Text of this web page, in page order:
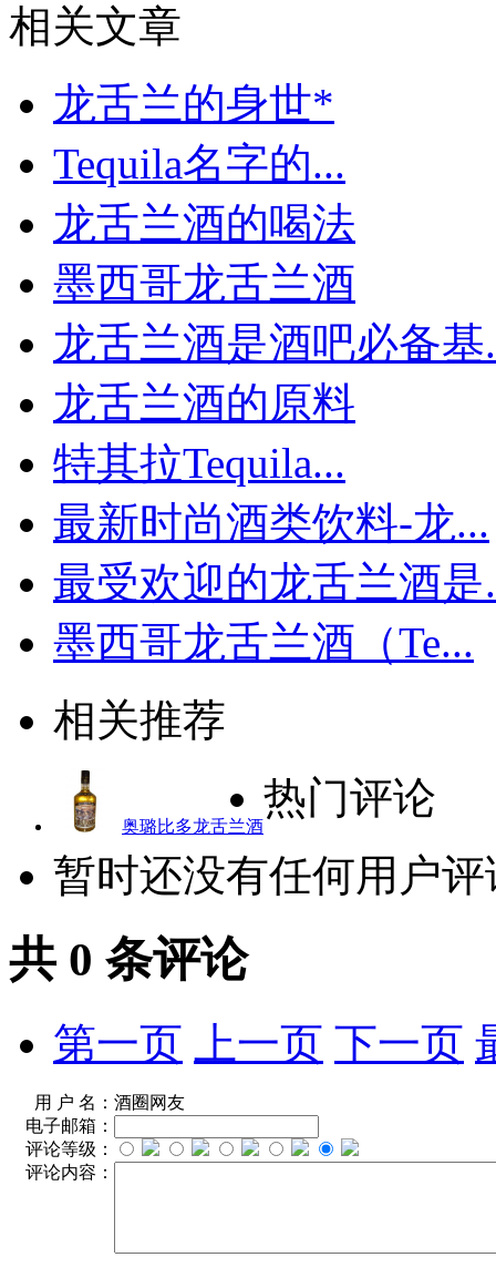
相关文章
龙舌兰的身世*
Tequila名字的...
龙舌兰酒的喝法
墨西哥龙舌兰酒
龙舌兰酒是酒吧必备基
龙舌兰酒的原料
特其拉Tequila...
最新时尚酒类饮料-龙...
最受欢迎的龙舌兰酒是
墨西哥龙舌兰酒（Te...
相关推荐
奥璐比多龙舌兰酒
热门评论
暂时还没有任何用户评
共 0 条评论
第一页 上一页 下一页
用 户 名： 酒圈网友
电子邮箱：
评论等级：
评论内容：